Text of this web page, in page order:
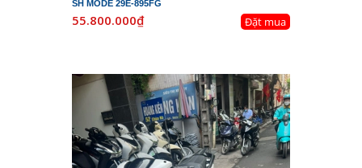
SH MODE 29E-895FG
55.800.000₫ Đặt mua